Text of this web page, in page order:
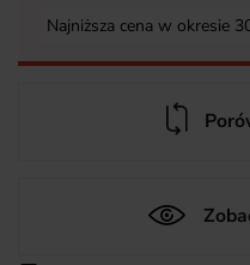
Najniższa cena w okresie